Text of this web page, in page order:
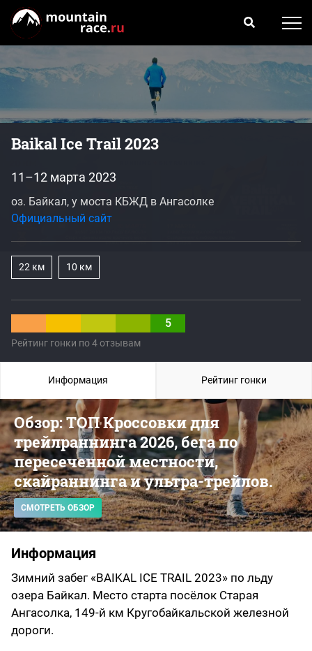
Baikal Ice Trail 2023
5
Рейтинг гонки по 4 отзывам
11–12 марта 2023
оз. Байкал, у моста КБЖД в Ангасолке
Официальный сайт
22 км 10 км
Обзор: ТОП Кроссовки для
трейлраннинга 2026, бега по
пересеченной местности,
скайраннинга и ультра-трейлов.
СМОТРЕТЬ ОБЗОР
Информация
Зимний забег «BAIKAL ICE TRAIL 2023» по льду
озера Байкал. Место старта посёлок Старая
Ангасолка, 149-й км Кругобайкальской железной
дороги.
Информация Рейтинг гонки